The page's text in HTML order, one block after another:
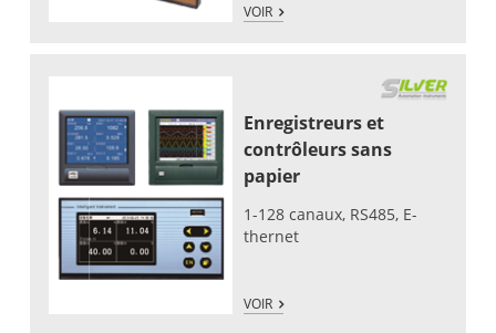
VOIR
Enregistreurs et
contrôleurs sans
papier
1-128 canaux, RS485, E-
thernet
VOIR